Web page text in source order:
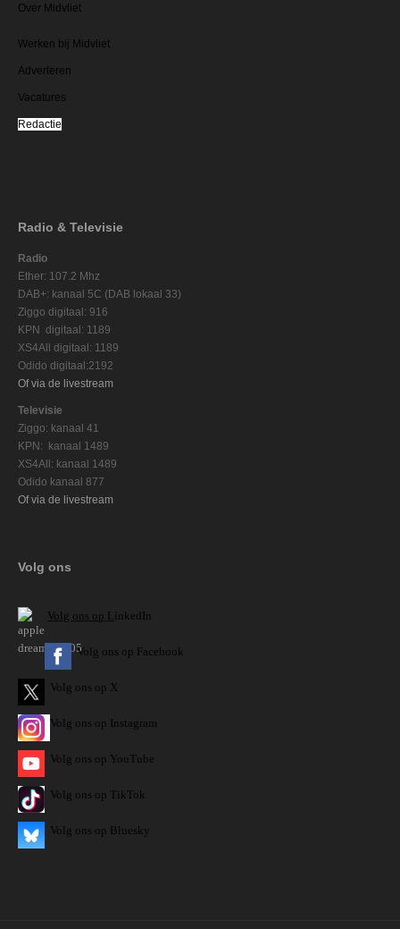
Over Midvliet
Werken bij Midvliet
Adverteren
Vacatures
Redactie
Radio & Televisie
Radio
Ether: 107.2 Mhz
DAB+: kanaal 5C (DAB lokaal 33)
Ziggo digitaal: 916
KPN digitaal: 1189
XS4All digitaal: 1189
Odido digitaal:2192
Of via de livestream
Televisie
Ziggo: kanaal 41
KPN: kanaal 1489
XS4All: kanaal 1489
Odido kanaal 877
Of via de livestream
Volg ons
Volg ons op L inkedIn
Volg ons op Facebook
Volg ons op X
Volg ons op Instagram
Volg ons op YouTube
Volg ons op TikTok
Volg ons op Bluesky